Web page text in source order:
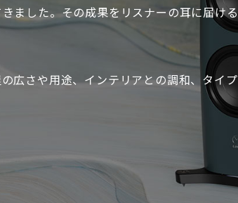
ました。その成果をリスナーの耳に届け
広さや用途、インテリアとの調和、タイ